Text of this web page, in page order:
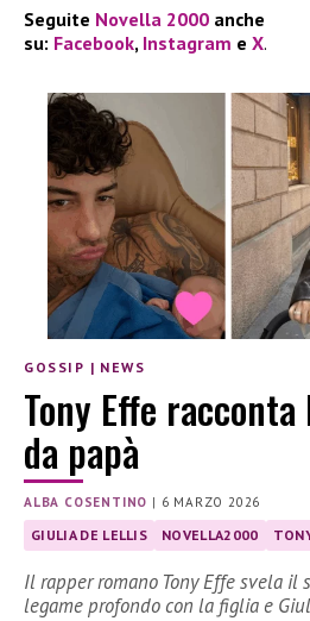
Seguite Novella 2000 anche
su: Facebook, Instagram e X.
GOSSIP | NEWS
Tony Effe
da papà
ALBA COSENTINO | 6 MARZO 2026
GIULIA DE LELLIS NOVELLA2000
Il rapper romano Tony Effe svela il
legame profondo con la figlia e